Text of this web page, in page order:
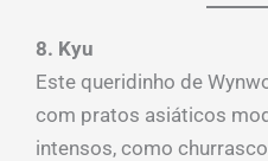
8. Kyu
Este queridinho de
com pratos asiáticos
intensos, como